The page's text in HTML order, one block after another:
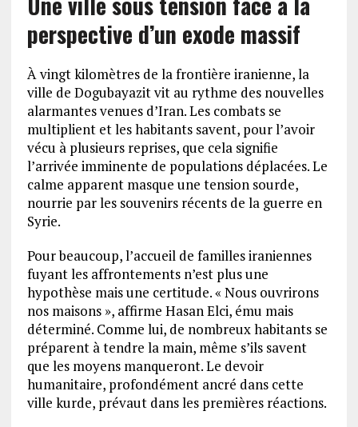
perspective d’un exode massif
À vingt kilomètres de la frontière iranienne, la
ville de Dogubayazit vit au rythme des nouvelles
alarmantes venues d’Iran. Les combats se
multiplient et les habitants savent, pour l’avoir
vécu à plusieurs reprises, que cela signifie
l’arrivée imminente de populations déplacées. Le
calme apparent masque une tension sourde,
nourrie par les souvenirs récents de la guerre en
Syrie.
Pour beaucoup, l’accueil de familles iraniennes
fuyant les affrontements n’est plus une
hypothèse mais une certitude. « Nous ouvrirons
nos maisons », affirme Hasan Elci, ému mais
déterminé. Comme lui, de nombreux habitants se
préparent à tendre la main, même s’ils savent
que les moyens manqueront. Le devoir
humanitaire, profondément ancré dans cette
ville kurde, prévaut dans les premières réactions.